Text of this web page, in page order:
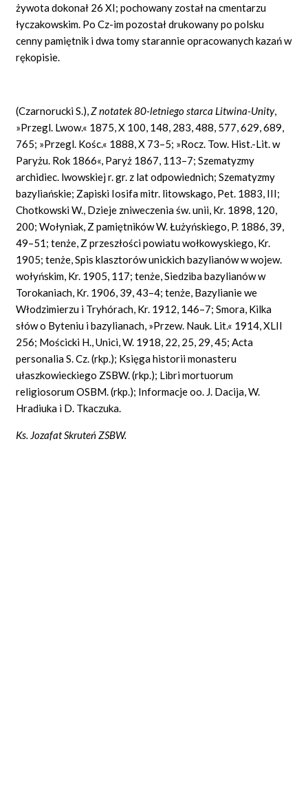
żywota dokonał 26 XI; pochowany został na cmentarzu
łyczakowskim. Po Cz-im pozostał drukowany po polsku
cenny pamiętnik i dwa tomy starannie opracowanych kazań w
rękopisie.
(Czarnorucki S.),Z notatek 80-letniego starca Litwina-Unity,
»Przegl. Lwow.« 1875, X 100, 148, 283, 488, 577, 629, 689,
765; »Przegl. Kośc.« 1888, X 73–5; »Rocz. Tow. Hist.-Lit. w
Paryżu. Rok 1866«, Paryż 1867, 113–7; Szematyzmy
archidiec. lwowskiej r. gr. z lat odpowiednich; Szematyzmy
bazyliańskie; Zapiski Iosifa mitr. litowskago, Pet. 1883, III;
Chotkowski W., Dzieje zniweczenia św. unii, Kr. 1898, 120,
200; Wołyniak, Z pamiętników W. Łużyńskiego, P. 1886, 39,
49–51; tenże, Z przeszłości powiatu wołkowyskiego, Kr.
1905; tenże, Spis klasztorów unickich bazylianów w wojew.
wołyńskim, Kr. 1905, 117; tenże, Siedziba bazylianów w
Torokaniach, Kr. 1906, 39, 43–4; tenże, Bazylianie we
Włodzimierzu i Tryhórach, Kr. 1912, 146–7; Smora, Kilka
słów o Byteniu i bazylianach, »Przew. Nauk. Lit.« 1914, XLII
256; Mościcki H., Unici, W. 1918, 22, 25, 29, 45; Acta
personalia S. Cz. (rkp.); Księga historii monasteru
ułaszkowieckiego ZSBW. (rkp.); Libri mortuorum
religiosorum OSBM. (rkp.); Informacje oo. J. Dacija, W.
Hradiuka i D. Tkaczuka.
Ks. Jozafat Skruteń ZSBW.